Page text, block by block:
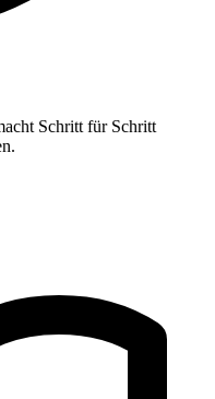
Schritt für Schritt